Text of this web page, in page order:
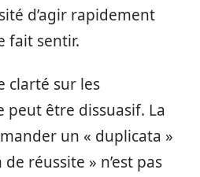
d’agir rapidement
fait sentir.
clarté sur les
peut être dissuasif. La
un « duplicata »
réussite » n’est pas